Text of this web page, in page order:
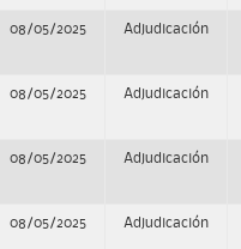
08/05/2025 Adjudicación
08/05/2025 Adjudicación
08/05/2025 Adjudicación
08/05/2025 Adjudicación